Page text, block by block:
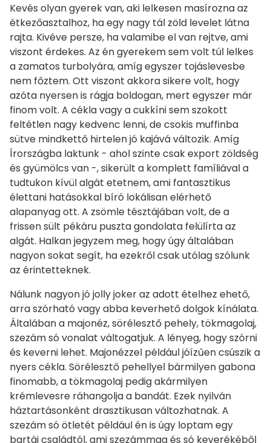
Kevés olyan gyerek van, aki lelkesen masírozna az
étkezőasztalhoz, ha egy nagy tál zöld levelet látna
rajta. Kivéve persze, ha valamibe el van rejtve, ami
viszont érdekes. Az én gyerekem sem volt túl lelkes
a zamatos turbolyára, amíg egyszer tojáslevesbe
nem főztem. Ott viszont akkora sikere volt, hogy
azóta nyersen is rágja boldogan, mert egyszer már
finom volt. A cékla vagy a cukkíni sem szokott
feltétlen nagy kedvenc lenni, de csokis muffinba
sütve mindkettő hirtelen jó kajává változik. Amíg
Írországba laktunk - ahol szinte csak export zöldség
és gyümölcs van -, sikerült a komplett famíliával a
tudtukon kívül algát etetnem, ami fantasztikus
élettani hatásokkal bíró lokálisan elérhető
alapanyag ott. A zsömle tésztájában volt, de a
frissen sült pékáru puszta gondolata felülírta az
algát. Halkan jegyzem meg, hogy úgy általában
nagyon sokat segít, ha ezekről csak utólag szólunk
az érintetteknek.
Nálunk nagyon jó jolly joker az adott ételhez ehető,
arra szórható vagy abba keverhető dolgok kínálata.
Általában a majonéz, sörélesztő pehely, tökmagolaj,
szezám só vonalat váltogatjuk. A lényeg, hogy szórni
és keverni lehet. Majonézzel például jóízűen csúszik a
nyers cékla. Sörélesztő pehellyel bármilyen gabona
finomabb, a tökmagolaj pedig akármilyen
krémlevesre ráhangolja a bandát. Ezek nyilván
háztartásonként drasztikusan változhatnak. A
szezám só ötletét például én is úgy loptam egy
bartái családtól, ami szezámmag és só keverékéből